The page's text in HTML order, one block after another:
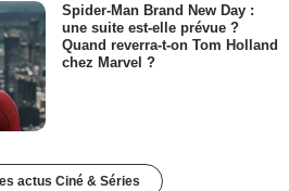
Spider-Man Brand New Day :
une suite est-elle prévue ?
Quand reverra-t-on Tom Holland
chez Marvel ?
actus Ciné & Séries